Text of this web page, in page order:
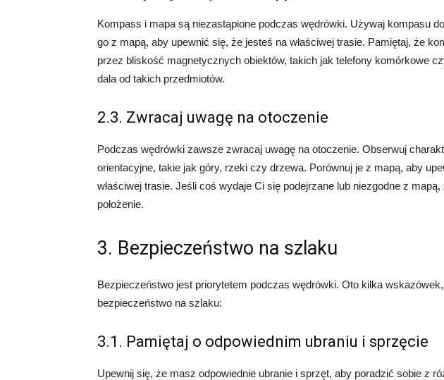
Kompass i mapa są niezastąpione podczas wędrówki. Używaj kompasu
go z mapą, aby upewnić się, że jesteś na właściwej trasie. Pamiętaj, że
przez bliskość magnetycznych obiektów, takich jak telefony komórkowe
dala od takich przedmiotów.
2.3. Zwracaj uwagę na otoczenie
Podczas wędrówki zawsze zwracaj uwagę na otoczenie. Obserwuj
orientacyjne, takie jak góry, rzeki czy drzewa. Porównuj je z mapą, aby
właściwej trasie. Jeśli coś wydaje Ci się podejrzane lub niezgodne z
położenie.
3. Bezpieczeństwo na szlaku
Bezpieczeństwo jest priorytetem podczas wędrówki. Oto kilka
bezpieczeństwo na szlaku:
3.1. Pamiętaj o odpowiednim ubraniu i sprzęcie
Upewnij się, że masz odpowiednie ubranie i sprzęt, aby poradzić sobie z